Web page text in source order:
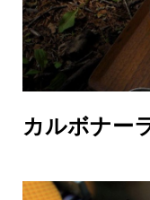
カルボナー